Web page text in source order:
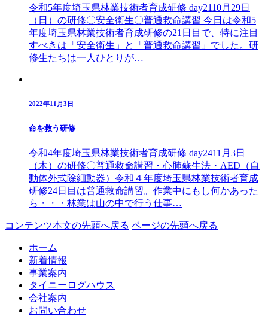
令和5年度埼玉県林業技術者育成研修 day2110月29日
（日）の研修〇安全衛生〇普通救命講習 今日は令和5
年度埼玉県林業技術者育成研修の21日目で、特に注目
すべきは「安全衛生」と「普通救命講習」でした。研
修生たちは一人ひとりが…
2022年11月3日
命を救う研修
令和4年度埼玉県林業技術者育成研修 day2411月3日
（木）の研修〇普通救命講習・心肺蘇生法・AED（自
動体外式除細動器）令和４年度埼玉県林業技術者育成
研修24日目は普通救命講習。作業中にもし何かあった
ら・・・林業は山の中で行う仕事…
コンテンツ本文の先頭へ戻る ページの先頭へ戻る
ホーム
新着情報
事業案内
タイニーログハウス
会社案内
お問い合わせ